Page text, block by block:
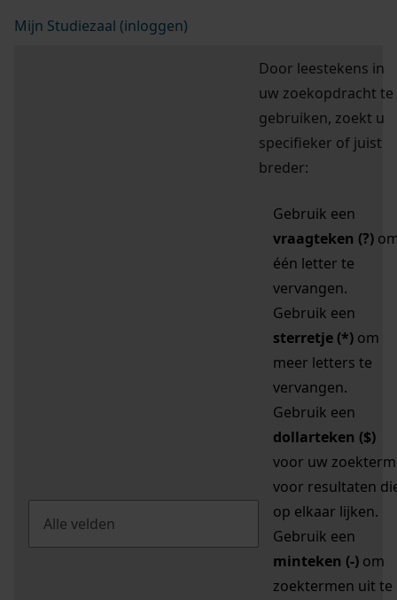
Mijn Studiezaal (inloggen)
Door leestekens in
uw zoekopdracht te
gebruiken, zoekt u
specifieker of juist
breder:
Gebruik een
vraagteken (?)
één letter te
vervangen.
Gebruik een
sterretje (*) om
meer letters te
vervangen.
Gebruik een
dollarteken ($)
voor uw zoekterm
voor resultaten
op elkaar lijken.
Gebruik een
minteken (-) om
zoektermen uit te